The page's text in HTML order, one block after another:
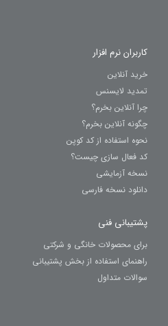
کاربران نرم افزار
خرید آنلاین
تمدید لایسنس
چرا آنلاین بخرم؟
چگونه آنلاین بخرم؟
نحوه استفاده از کد کوپن
کد فعال سازی چیست؟
نسخه آزمایشی
دانلود نسخه فارسی
پشتیبانی فنی
برای محصولات خانگی و شرکتی
راهنمای استفاده از بخش پشتیبانی
سوالات متداول